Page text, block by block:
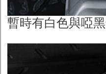
暫時有白色與啞黑